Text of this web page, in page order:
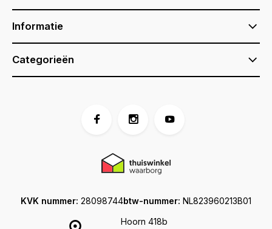
Informatie
Categorieën
Hoorn 418b
KVK nummer: 28098744btw-nummer: NL823960213B01